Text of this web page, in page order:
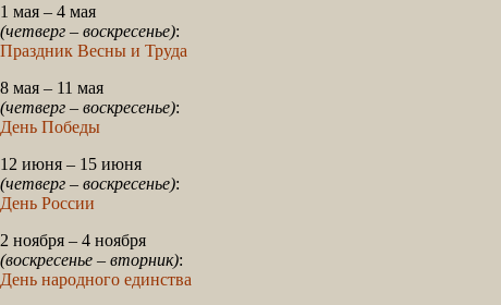
1 мая – 4 мая
(четверг – воскресенье):
Праздник Весны и Труда
8 мая – 11 мая
(четверг – воскресенье):
День Победы
12 июня – 15 июня
(четверг – воскресенье):
День России
2 ноября – 4 ноября
(воскресенье – вторник):
День народного единства